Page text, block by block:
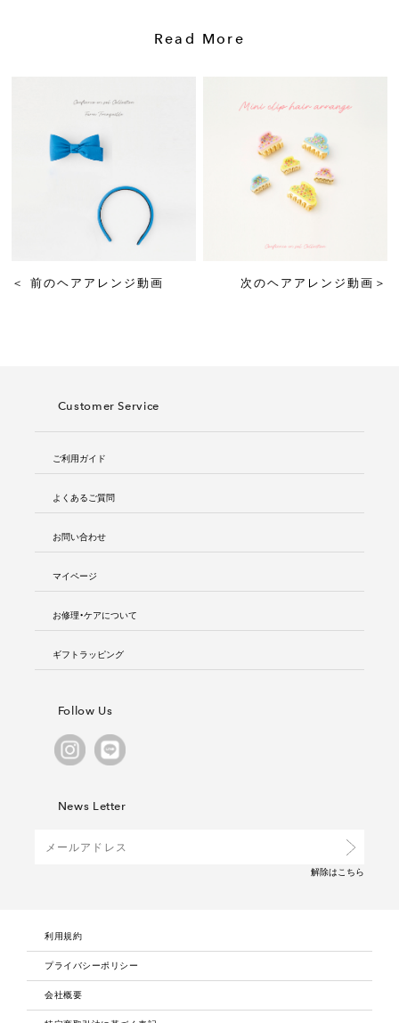
Read More
＜ 前のヘアアレンジ動画 次のヘアアレンジ動画 ＞
Customer Service
ご利用ガイド
よくあるご質問
お問い合わせ
マイページ
お修理・ケアについて
ギフトラッピング
Follow Us
News Letter
解除は こちら
利用規約
プライバシーポリシー
会社概要